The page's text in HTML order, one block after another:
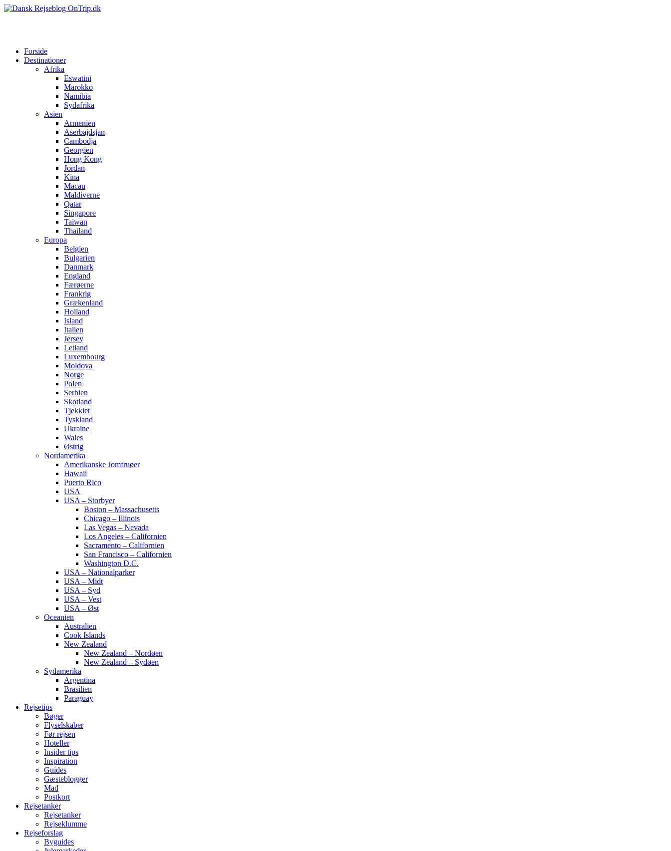
Forside
Destinationer
Afrika
Eswatini
Marokko
Namibia
Sydafrika
Asien
Armenien
Aserbajdsjan
Cambodja
Georgien
Hong Kong
Jordan
Kina
Macau
Maldiverne
Qatar
Singapore
Taiwan
Thailand
Europa
Belgien
Bulgarien
Danmark
England
Færøerne
Frankrig
Grækenland
Holland
Island
Italien
Jersey
Letland
Luxembourg
Moldova
Norge
Polen
Serbien
Skotland
Tjekkiet
Tyskland
Ukraine
Wales
Østrig
Nordamerika
Amerikanske Jomfruøer
Hawaii
Puerto Rico
USA
USA – Storbyer
Boston – Massachusetts
Chicago – Illinois
Las Vegas – Nevada
Los Angeles – Californien
Sacramento – Californien
San Francisco – Californien
Washington D.C.
USA – Nationalparker
USA – Midt
USA – Syd
USA – Vest
USA – Øst
Oceanien
Australien
Cook Islands
New Zealand
New Zealand – Nordøen
New Zealand – Sydøen
Sydamerika
Argentina
Brasilien
Paraguay
Rejsetips
Bøger
Flyselskaber
Før rejsen
Hoteller
Insider tips
Inspiration
Guides
Gæsteblogger
Mad
Postkort
Rejsetanker
Rejsetanker
Rejseklumme
Rejseforslag
Byguides